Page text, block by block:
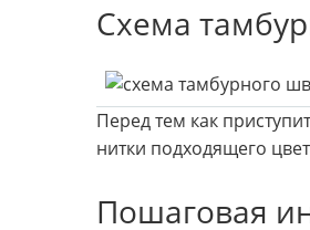
Схема
Перед тем как
нитки подходящего
Пошаговая